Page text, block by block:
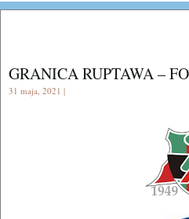
GRANICA RUPTAWA –
31 maja, 2021 |